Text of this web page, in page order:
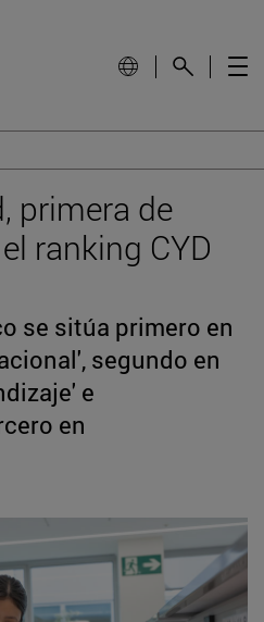
primera de
ranking CYD
se sitúa primero en
segundo en
e
en